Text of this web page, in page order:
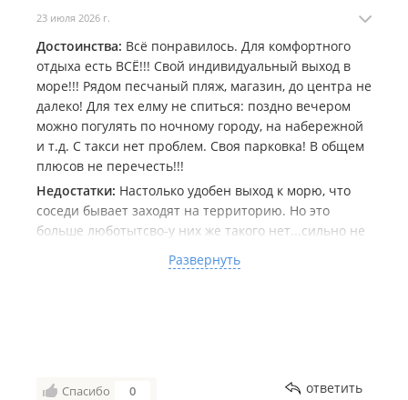
23 июля 2026 г.
Достоинства: Всё понравилось. Для комфортного
отдыха есть ВСЁ!!! Свой индивидуальный выход в
море!!! Рядом песчаный пляж, магазин, до центра не
далеко! Для тех елму не спиться: поздно вечером
можно погулять по ночному городу, на набережной
и т.д. С такси нет проблем. Своя парковка! В общем
плюсов не перечесть!!!
Недостатки: Настолько удобен выход к морю, что
соседи бывает заходят на территорию. Но это
больше люботытсво-у них же такого нет...сильно не
Теперь собираю банду на 11
Развернуть
Спасибо 0 ответить